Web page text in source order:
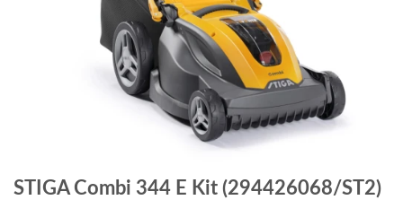
STIGA Combi 344 E Kit (294426068/ST2)